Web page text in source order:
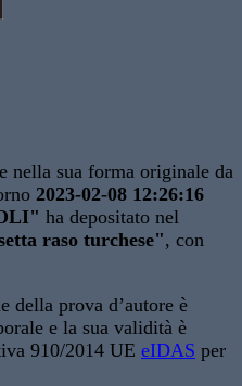
nella sua forma originale da
2023-02-08 12:26:16
ha depositato nel
raso turchese", con
della prova d’autore è
e la sua validità è
910/2014 UE eIDAS per